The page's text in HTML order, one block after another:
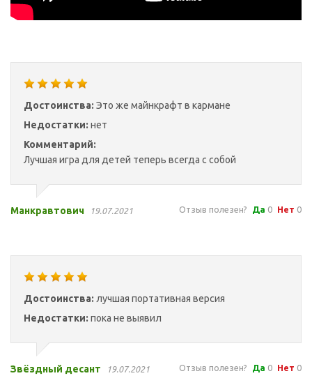
Достоинства: Это же майнкрафт в кармане
Недостатки: нет
Комментарий:
Лучшая игра для детей теперь всегда с собой
Манкравтович 19.07.2021 Отзыв полезен? Да 0 Нет 0
Достоинства: лучшая портативная версия
Недостатки: пока не выявил
Звёздный десант 19.07.2021 Отзыв полезен? Да 0 Нет 0